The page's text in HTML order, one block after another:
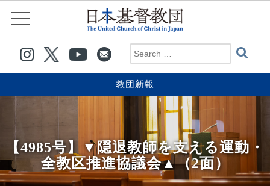
教団新報
【4985号】▼隠退教師を支える運動・
全教区推進協議会▲（2面）